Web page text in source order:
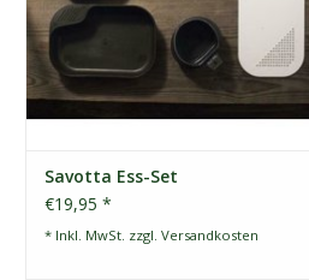
ZUM WARENKORB HINZUFÜGEN
Savotta Ess-Set
€19,95 *
* Inkl. MwSt. zzgl. Versandkosten